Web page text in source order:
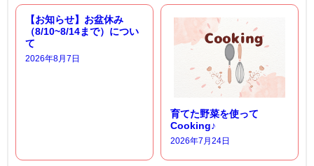
【お知らせ】お盆休み
（8/10~8/14まで）につい
て
2026年8月7日
育てた野菜を使って
Cooking♪
2026年7月24日